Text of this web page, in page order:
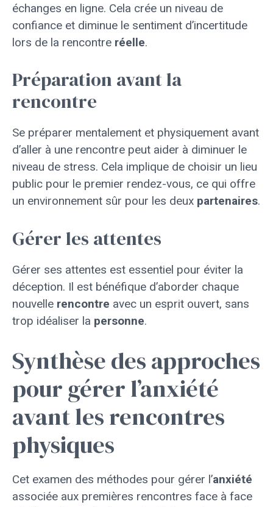
échanges en ligne. Cela crée un niveau de
confiance et diminue le sentiment d’incertitude
lors de la rencontre réelle.
Préparation avant la
rencontre
Se préparer mentalement et physiquement avant
d’aller à une rencontre peut aider à diminuer le
niveau de stress. Cela implique de choisir un lieu
public pour le premier rendez-vous, ce qui offre
un environnement sûr pour les deux partenaires.
Gérer les attentes
Gérer ses attentes est essentiel pour éviter la
déception. Il est bénéfique d’aborder chaque
nouvelle rencontre avec un esprit ouvert, sans
trop idéaliser la personne.
Synthèse des approches
pour gérer l’anxiété
avant les rencontres
physiques
Cet examen des méthodes pour gérer l’anxiété
associée aux premières rencontres face à face